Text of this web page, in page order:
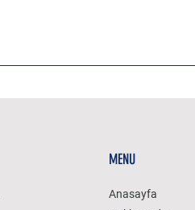
MENU
Anasayfa